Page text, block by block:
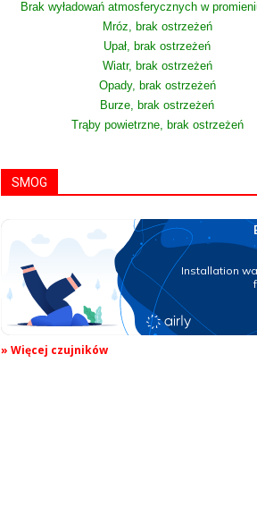
Brak wyładowań atmosferycznych w
Mróz, brak ostrzeżeń
Upał, brak ostrzeżeń
Wiatr, brak ostrzeżeń
Opady, brak ostrzeżeń
Burze, brak ostrzeżeń
Trąby powietrzne, brak ostrzeżeń
SMOG
» Więcej czujników